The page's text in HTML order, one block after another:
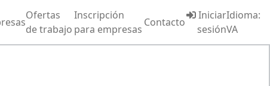
Ofertas
de trabajo
Inscripción
para empresas
Contacto
Iniciar
sesión
Idioma:
VA